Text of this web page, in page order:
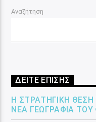
Αναζήτηση
ΔΕΙΤΕ ΕΠΙΣΗΣ
Η ΣΤΡΑΤΗΓΙΚΉ
ΝΈΑ ΓΕΩΓΡΑΦΊΑ ΤΟΥ